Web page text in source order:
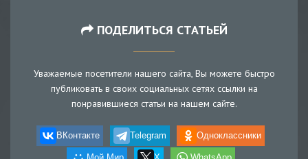
ПОДЕЛИТЬСЯ СТАТЬЕЙ
Уважаемые посетители нашего сайта, Вы можете быстро
публиковать в своих социальных сетях ссылки на
понравившиеся статьи на нашем сайте.
ВКонтакте Telegram Одноклассники